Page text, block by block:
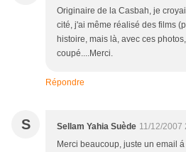
Originaire de la Casbah, je
cité, j'ai même réalisé des films
histoire, mais là, avec ces
coupé....Merci.
Répondre
S Sellam Yahia Suède 11/12/2007
Merci beaucoup, juste un email